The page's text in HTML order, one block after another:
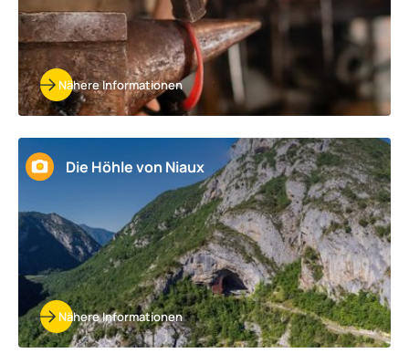
Nähere Informationen
Die Höhle von Niaux
Nähere Informationen